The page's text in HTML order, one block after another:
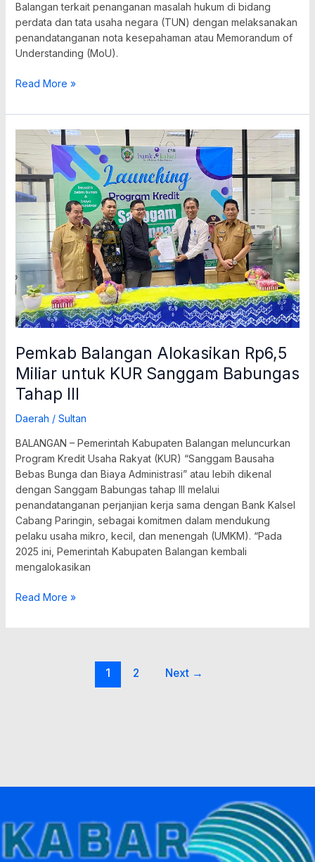
Balangan terkait penanganan masalah hukum di bidang
perdata dan tata usaha negara (TUN) dengan melaksanakan
penandatanganan nota kesepahaman atau Memorandum of
Understanding (MoU).
Read More »
Pemkab Balangan Alokasikan Rp6,5
Miliar untuk KUR Sanggam Babungas
Tahap III
Daerah / Sultan
BALANGAN – Pemerintah Kabupaten Balangan meluncurkan
Program Kredit Usaha Rakyat (KUR) “Sanggam Bausaha
Bebas Bunga dan Biaya Administrasi” atau lebih dikenal
dengan Sanggam Babungas tahap III melalui
penandatanganan perjanjian kerja sama dengan Bank Kalsel
Cabang Paringin, sebagai komitmen dalam mendukung
pelaku usaha mikro, kecil, dan menengah (UMKM). “Pada
2025 ini, Pemerintah Kabupaten Balangan kembali
mengalokasikan
Pemkab
Balangan
Alokasikan
Rp6,5
Miliar
untuk
Sanggam
Babungas
Tahap
III
Read More »
1 2 Next →